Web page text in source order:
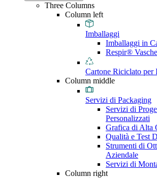
Three Columns
Column left
Imballaggi
Imballaggi in
Respir®
Cartone Riciclato per
Column middle
Servizi di Packaging
Servizi di
Personalizzati
Grafica di Alta
Qualità e Test
Strumenti di
Aziendale
Servizi di
Column right